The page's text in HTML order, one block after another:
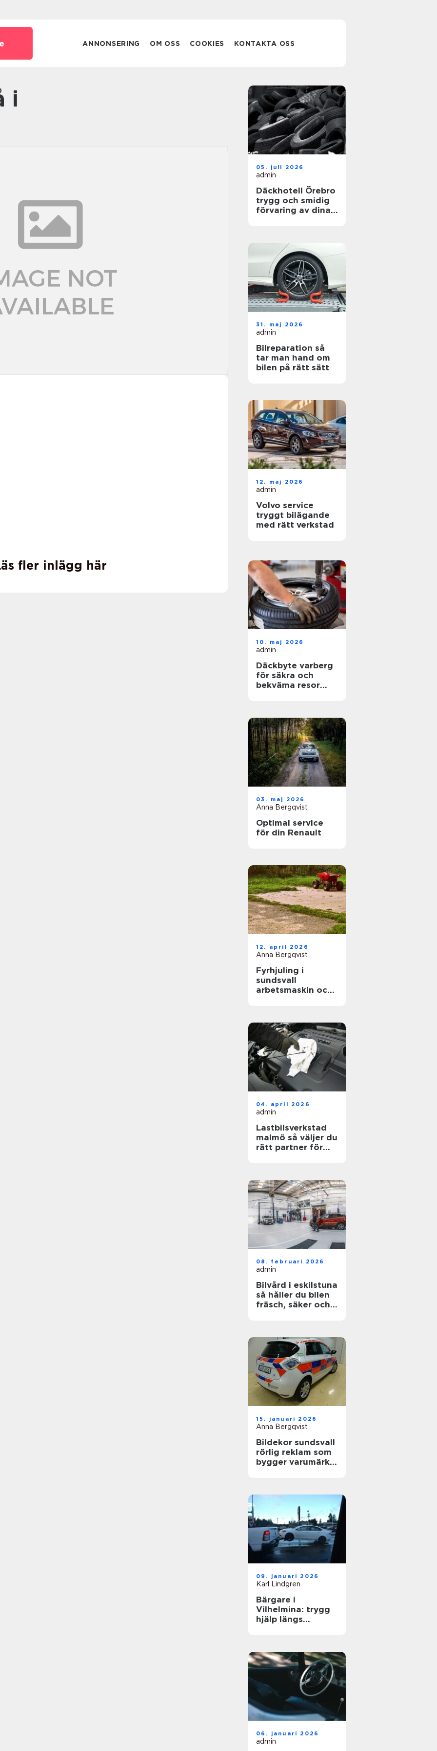
ANNONSERING OM OSS COOKIES KONTAKTA OSS
i
fler inlägg här
05. juli 2026
admin
Däckhotell Örebro
trygg och smidig
förvaring av dina
31. maj 2026
admin
Bilreparation så
tar man hand om
bilen på rätt sätt
12. maj 2026
admin
Volvo service
tryggt bilägande
med rätt verkstad
10. maj 2026
admin
Däckbyte varberg
för säkra och
bekväma resor
03. maj 2026
Anna Bergqvist
Optimal service
för din Renault
12. april 2026
Anna Bergqvist
Fyrhjuling i
sundsvall
arbetsmaskin och
04. april 2026
admin
Lastbilsverkstad
malmö så väljer du
rätt partner för
08. februari 2026
admin
Bilvård i eskilstuna
så håller du bilen
fräsch, säker och
15. januari 2026
Anna Bergqvist
Bildekor sundsvall
rörlig reklam som
bygger varumärke
09. januari 2026
Karl Lindgren
Bärgare i
Vilhelmina: trygg
hjälp längs
06. januari 2026
admin